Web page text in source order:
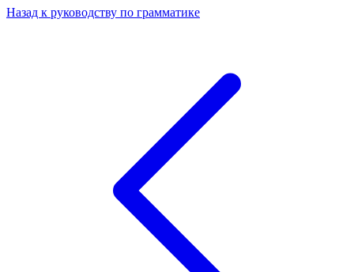
Назад к руководству по грамматике